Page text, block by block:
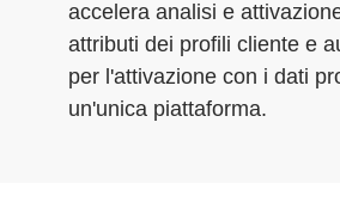
accelera analisi e
attributi dei profili cliente e
per l'attivazione con i dati
un'unica piattaforma.